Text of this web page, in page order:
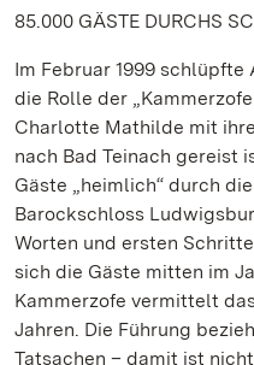
85.000 GÄSTE DURCHS
Im Februar 1999 schlüpfte
die Rolle der
Charlotte Mathilde mit
nach Bad Teinach gereist
Gäste „heimlich“ durch
Barockschloss
Worten und ersten
sich die Gäste mitten im
Kammerzofe vermittelt
Jahren. Die Führung
Tatsachen – damit ist